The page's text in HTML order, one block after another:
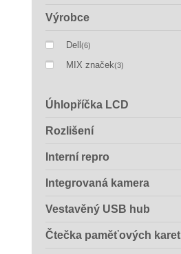
Výrobce
Dell(6)
MIX značek(3)
Úhlopříčka LCD
Rozlišení
Interní repro
Integrovaná kamera
Vestavěný USB hub
Čtečka paměťových karet